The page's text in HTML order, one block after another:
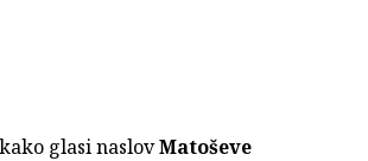
glasi naslovMatoševe